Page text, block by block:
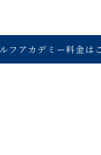
フアカデミー料金は